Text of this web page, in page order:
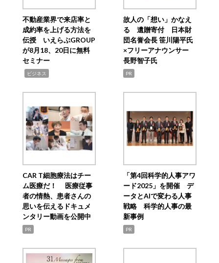
不動産業界で来店率と
成約率を上げる方法を
伝授 いえらぶGROUP
が8月18、20日に無料
セミナー
ビジネス
故人の「想い」かなえ
る 遺贈寄付 日本財
団名誉会長 笹川陽平氏
×フリーアナウンサー
長野智子氏
PR
CAR T細胞療法はチー
ム医療だ！ 医療従事
者の情熱、患者さんの
思いを伝えるドキュメ
ンタリー動画を公開中
PR
「第4回科学的人事アワ
ード2025」を開催 デ
ータとAIで変わる人事
戦略 科学的人事の最
新事例
PR